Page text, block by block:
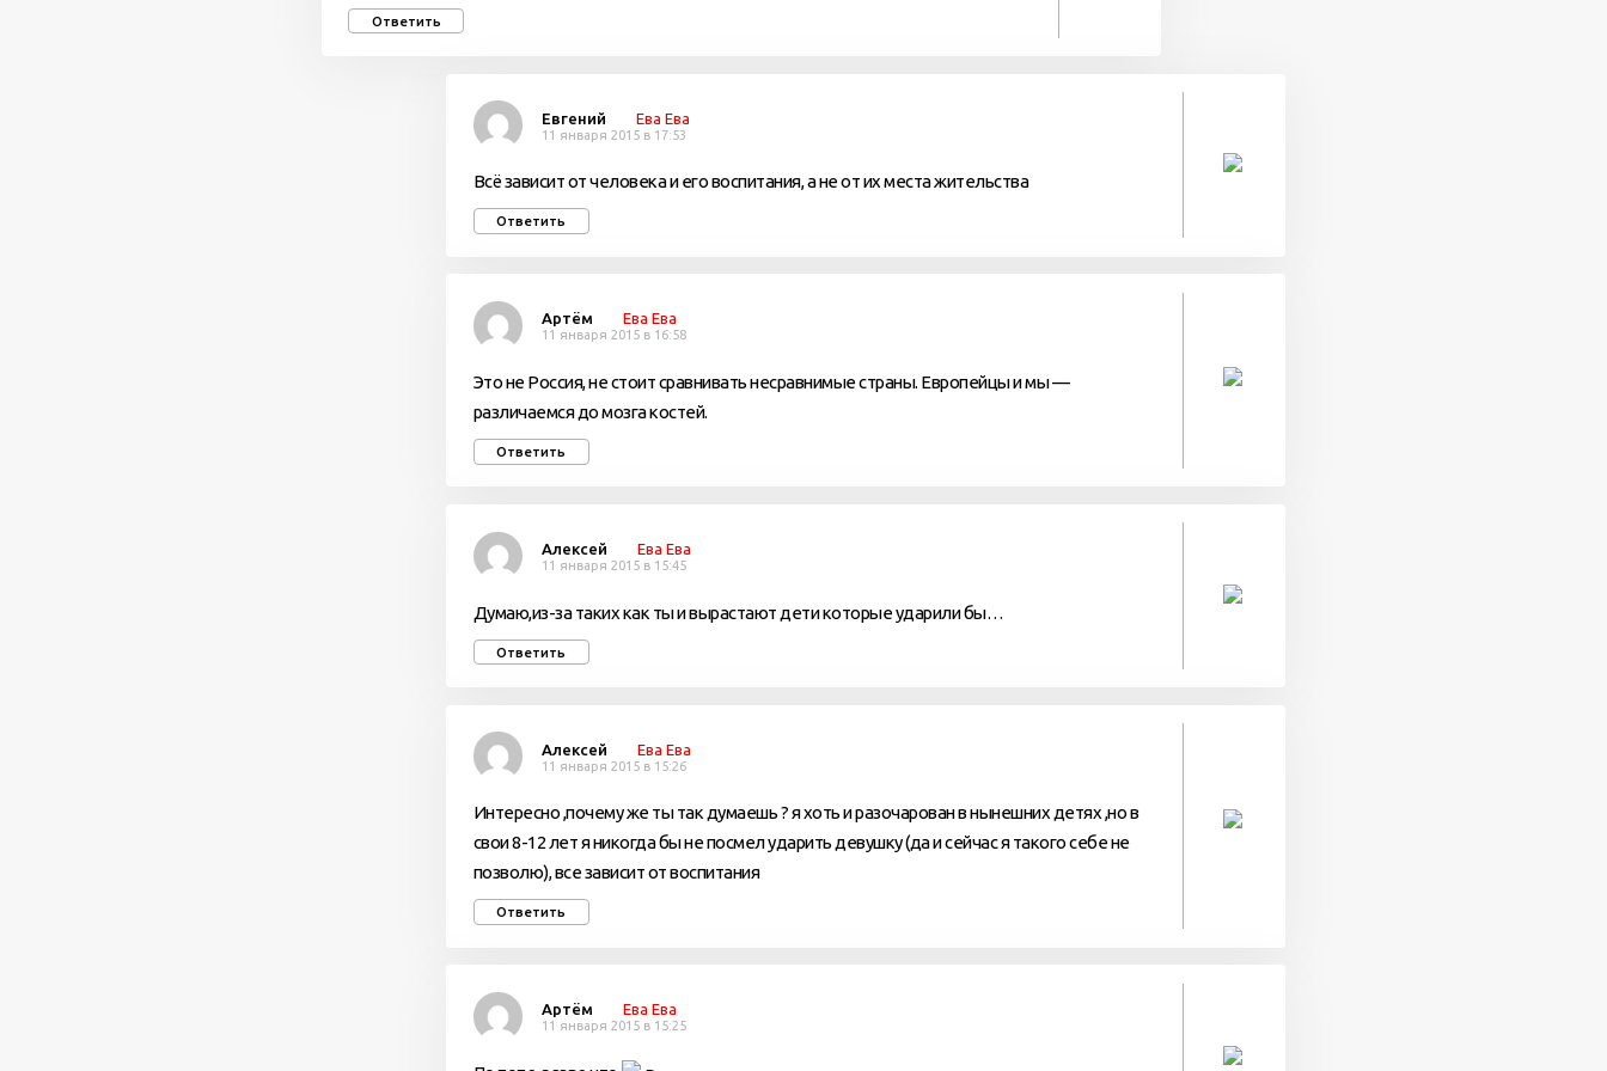
Ответить
Евгений Ева Ева
11 января 2015 в 17:53
Всё зависит от человека и его воспитания, а не от их места жительства
Ответить
Артём Ева Ева
11 января 2015 в 16:58
Это не Россия, не стоит сравнивать несравнимые страны. Европейцы и мы —
различаемся до мозга костей.
Ответить
Алексей Ева Ева
11 января 2015 в 15:45
Думаю,из-за таких как ты и вырастают дети которые ударили бы…
Ответить
Алексей Ева Ева
11 января 2015 в 15:26
Интересно ,почему же ты так думаешь ? я хоть и разочарован в нынешних детях ,но в
свои 8-12 лет я никогда бы не посмел ударить девушку (да и сейчас я такого себе не
позволю), все зависит от воспитания
Ответить
Артём Ева Ева
11 января 2015 в 15:25